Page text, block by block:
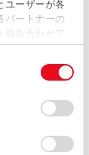
ユーザーが各
パートナーの
組み合わせて
用を続行する
ることに同
プトアウト、
は、当社の
」をご覧くだ
ら